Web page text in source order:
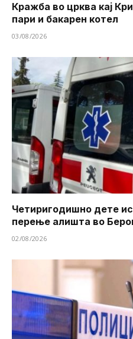
Кражба во црква кај
пари и бакарен котел
03/08/2026
Четиригодишно дете
перење алишта во
02/08/2026